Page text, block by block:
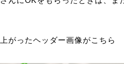
がったヘッダー画像がこちら